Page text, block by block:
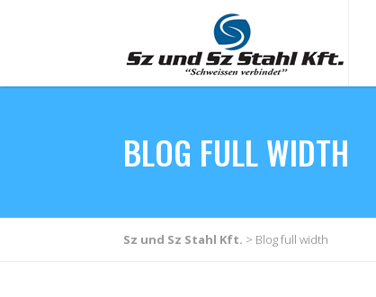
BLOG FULL WIDTH
Sz und Sz Stahl Kft. > Blog full width